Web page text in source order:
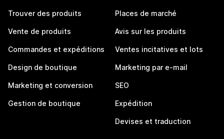
Trouver des produits
Vente de produits
Commandes et expéditions
Design de boutique
Marketing et conversion
Gestion de boutique
Places de marché
Avis sur les produits
Ventes incitatives et lots
Marketing par e-mail
SEO
Expédition
Devises et traduction